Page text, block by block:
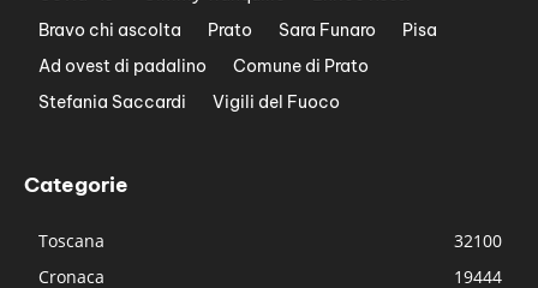
Bravo chi ascolta
Prato Sara Funaro
Pisa
Ad ovest di padalino
Comune di Prato
Stefania Saccardi
Vigili del Fuoco
Categorie
Toscana
32100
Cronaca
19444